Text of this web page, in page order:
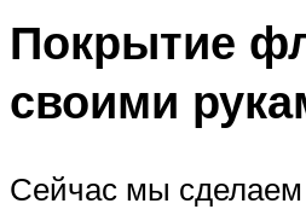
Покрытие
своими
Сейчас мы